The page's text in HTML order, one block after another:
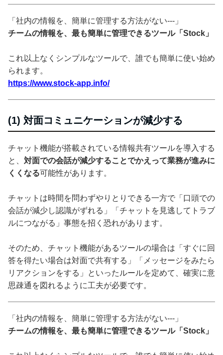
「社内の情報を、簡単に管理する方法がない---」
チームの情報を、最も簡単に管理できるツール「Stock」
これ以上なくシンプルなツールで、誰でも簡単に使い始め
られます。
https://www.stock-app.info/
(1) 対面コミュニケーションが減少する
チャット機能が搭載されている情報共有ツールを導入する
と、 対面での会話が減少することでかえって業務が進みに
くくなる可能性があります。
チャットは時間を問わずやりとりできる一方で「口頭での
会話が減少し認識がずれる」「チャットを見逃してトラブ
ルにつながる」事態を招く恐れがあります。
そのため、チャット機能があるツールの場合は「すぐに回
答を得たい場合は対面で共有する」「メッセージをみたら
リアクションをする」といったルールを定めて、確実に意
思疎通を図れるように工夫が必要です。
「社内の情報を、簡単に管理する方法がない---」
チームの情報を、最も簡単に管理できるツール「Stock」